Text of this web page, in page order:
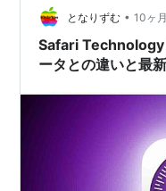
となりずむ • 10ヶ
Safari
ータとの違いと最